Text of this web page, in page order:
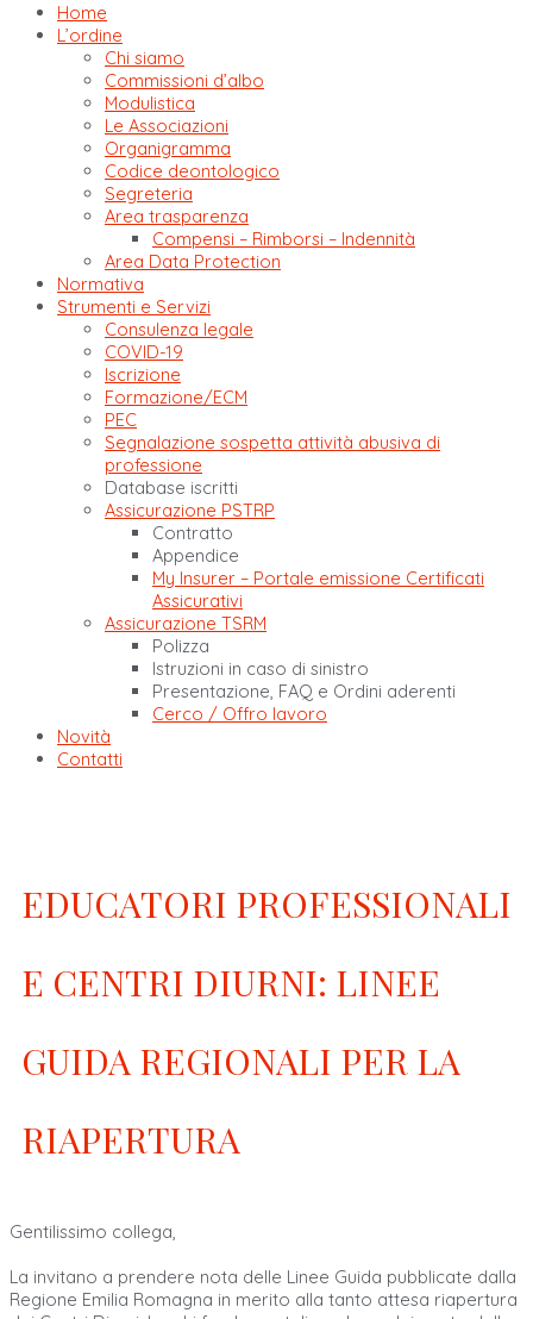
Home
L’ordine
Chi siamo
Commissioni d’albo
Modulistica
Le Associazioni
Organigramma
Codice deontologico
Segreteria
Area trasparenza
Compensi – Rimborsi – Indennità
Area Data Protection
Normativa
Strumenti e Servizi
Consulenza legale
COVID-19
Iscrizione
Formazione/ECM
PEC
Segnalazione sospetta attività abusiva di
professione
Database iscritti
Assicurazione PSTRP
Contratto
Appendice
My Insurer – Portale emissione Certificati
Assicurativi
Assicurazione TSRM
Polizza
Istruzioni in caso di sinistro
Presentazione, FAQ e Ordini aderenti
Cerco / Offro lavoro
Novità
Contatti
EDUCATORI PROFESSIONALI
E CENTRI DIURNI: LINEE
GUIDA REGIONALI PER LA
RIAPERTURA
Gentilissimo collega,
La invitano a prendere nota delle Linee Guida pubblicate dalla
Regione Emilia Romagna in merito alla tanto attesa riapertura